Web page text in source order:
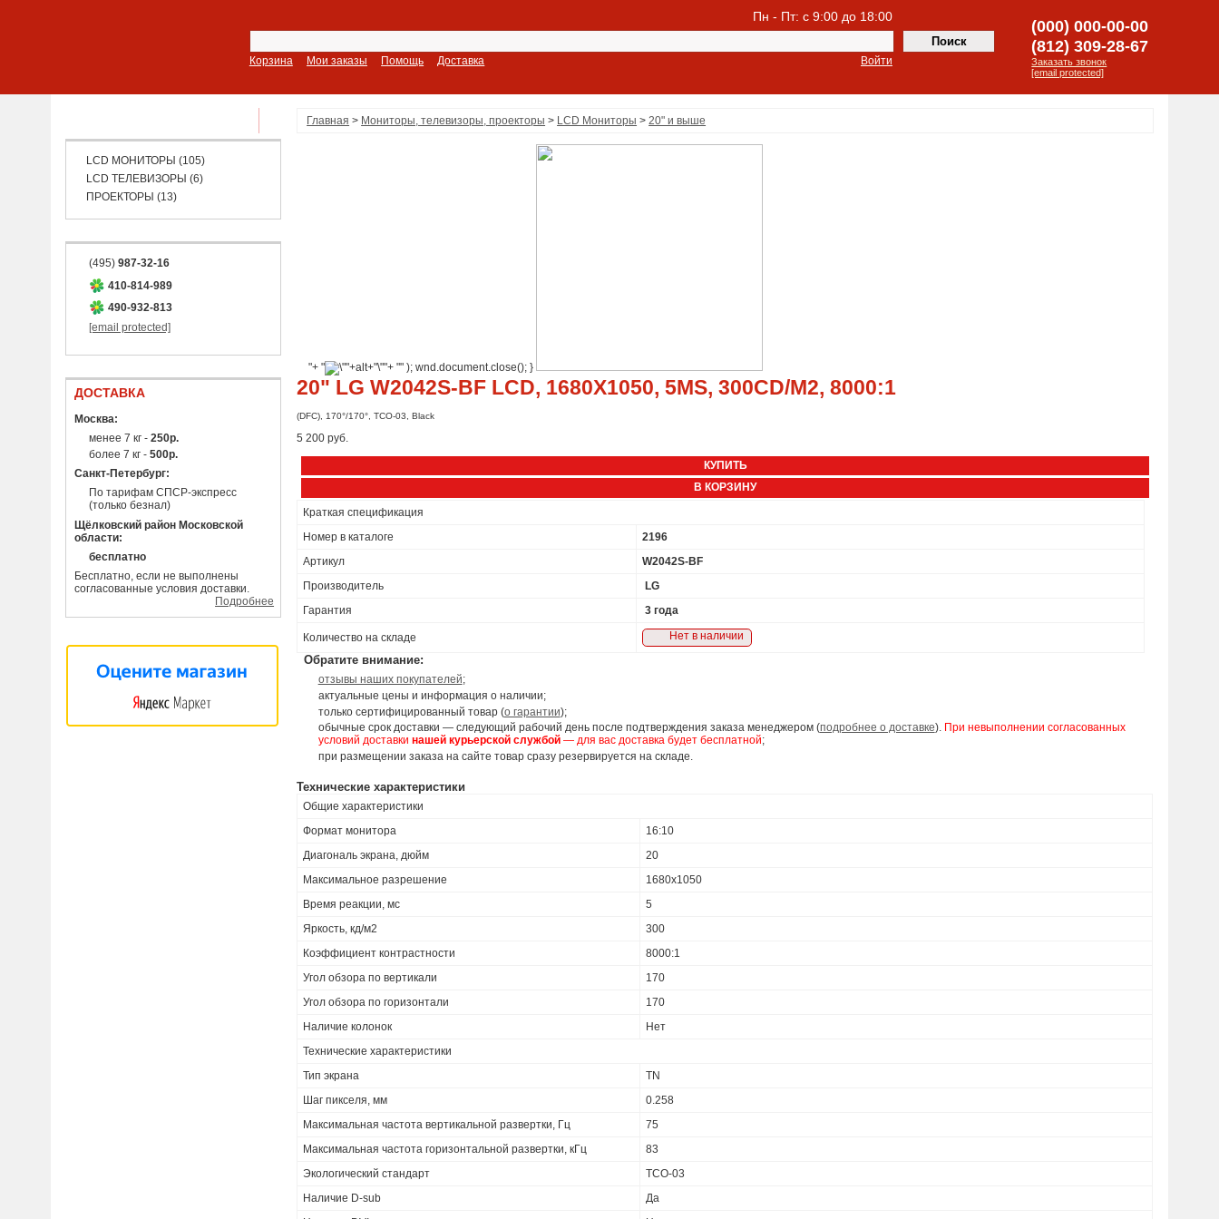
(000) 000-00-00
(812) 309-28-67
Заказать звонок
[email protected]
Пн - Пт: c 9:00 до 18:00
Войти
Корзина Мои заказы Помощь Доставка
LCD МОНИТОРЫ (105)
LCD ТЕЛЕВИЗОРЫ (6)
ПРОЕКТОРЫ (13)
(495) 987-32-16
410-814-989
490-932-813
[email protected]
ДОСТАВКА
Москва:
менее 7 кг - 250р.
более 7 кг - 500р.
Санкт-Петербург:
По тарифам СПСР-экспресс
(только безнал)
Щёлковский район Московской
области:
бесплатно
Бесплатно, если не выполнены
согласованные условия доставки.
Подробнее
Главная > Мониторы, телевизоры, проекторы > LCD Мониторы >20" и выше
"+ " "+ "" ); wnd.document.close(); }
20" LG W2042S-BF LCD, 1680X1050, 5MS, 300CD/M2, 8000:1
(DFC), 170°/170°, TCO-03, Black
5 200 руб.
КУПИТЬ
В КОРЗИНУ
Краткая спецификация
Номер в каталоге
2196
Артикул
W2042S-BF
Производитель
LG
Гарантия
3 года
Количество на складе Нет в наличии
Обратите внимание:
отзывы наших покупателей;
актуальные цены и информация о наличии;
только сертифицированный товар (о гарантии);
обычные срок доставки — следующий рабочий день после подтверждения заказа менеджером (подробнее о доставке). При невыполнении согласованных
условий доставки нашей курьерской службой— для вас доставка будет бесплатной;
при размещении заказа на сайте товар сразу резервируется на складе.
Технические характеристики
Общие характеристики
Формат монитора
16:10
Диагональ экрана, дюйм
20
Максимальное разрешение
1680x1050
Время реакции, мс
5
Яркость, кд/м2
300
Коэффициент контрастности
8000:1
Угол обзора по вертикали
170
Угол обзора по горизонтали
170
Наличие колонок
Нет
Технические характеристики
Тип экрана
TN
Шаг пикселя, мм
0.258
Максимальная частота вертикальной развертки, Гц
75
Максимальная частота горизонтальной развертки, кГц
83
Экологический стандарт
TCО-03
Наличие D-sub
Да